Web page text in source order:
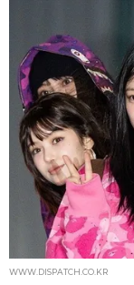
WWW.DISPATCH.CO.KR